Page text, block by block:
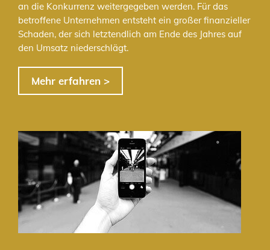
an die Konkurrenz weitergegeben werden. Für das
betroffene Unternehmen entsteht ein großer finanzieller
Schaden, der sich letztendlich am Ende des Jahres auf
den Umsatz niederschlägt.
Mehr erfahren >